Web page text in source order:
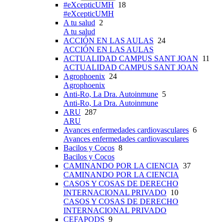
#eXcepticUMH 18
#eXcepticUMH
A tu salud 2
A tu salud
ACCIÓN EN LAS AULAS 24
ACCIÓN EN LAS AULAS
ACTUALIDAD CAMPUS SANT JOAN 11
ACTUALIDAD CAMPUS SANT JOAN
Agrophoenix 24
Agrophoenix
Anti-Ro, La Dra. Autoinmune 5
Anti-Ro, La Dra. Autoinmune
ARU 287
ARU
Avances enfermedades cardiovasculares 6
Avances enfermedades cardiovasculares
Bacilos y Cocos 8
Bacilos y Cocos
CAMINANDO POR LA CIENCIA 37
CAMINANDO POR LA CIENCIA
CASOS Y COSAS DE DERECHO
INTERNACIONAL PRIVADO 10
CASOS Y COSAS DE DERECHO
INTERNACIONAL PRIVADO
CEFAPODS 9